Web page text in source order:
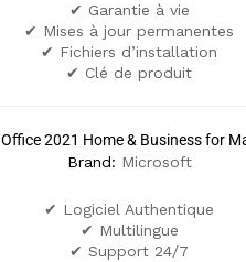
✔ Garantie à vie
✔ Mises à jour permanentes
✔ Fichiers d’installation
✔ Clé de produit
Office 2021 Home & Business for
Brand: Microsoft
✔ Logiciel Authentique
✔ Multilingue
✔ Support 24/7